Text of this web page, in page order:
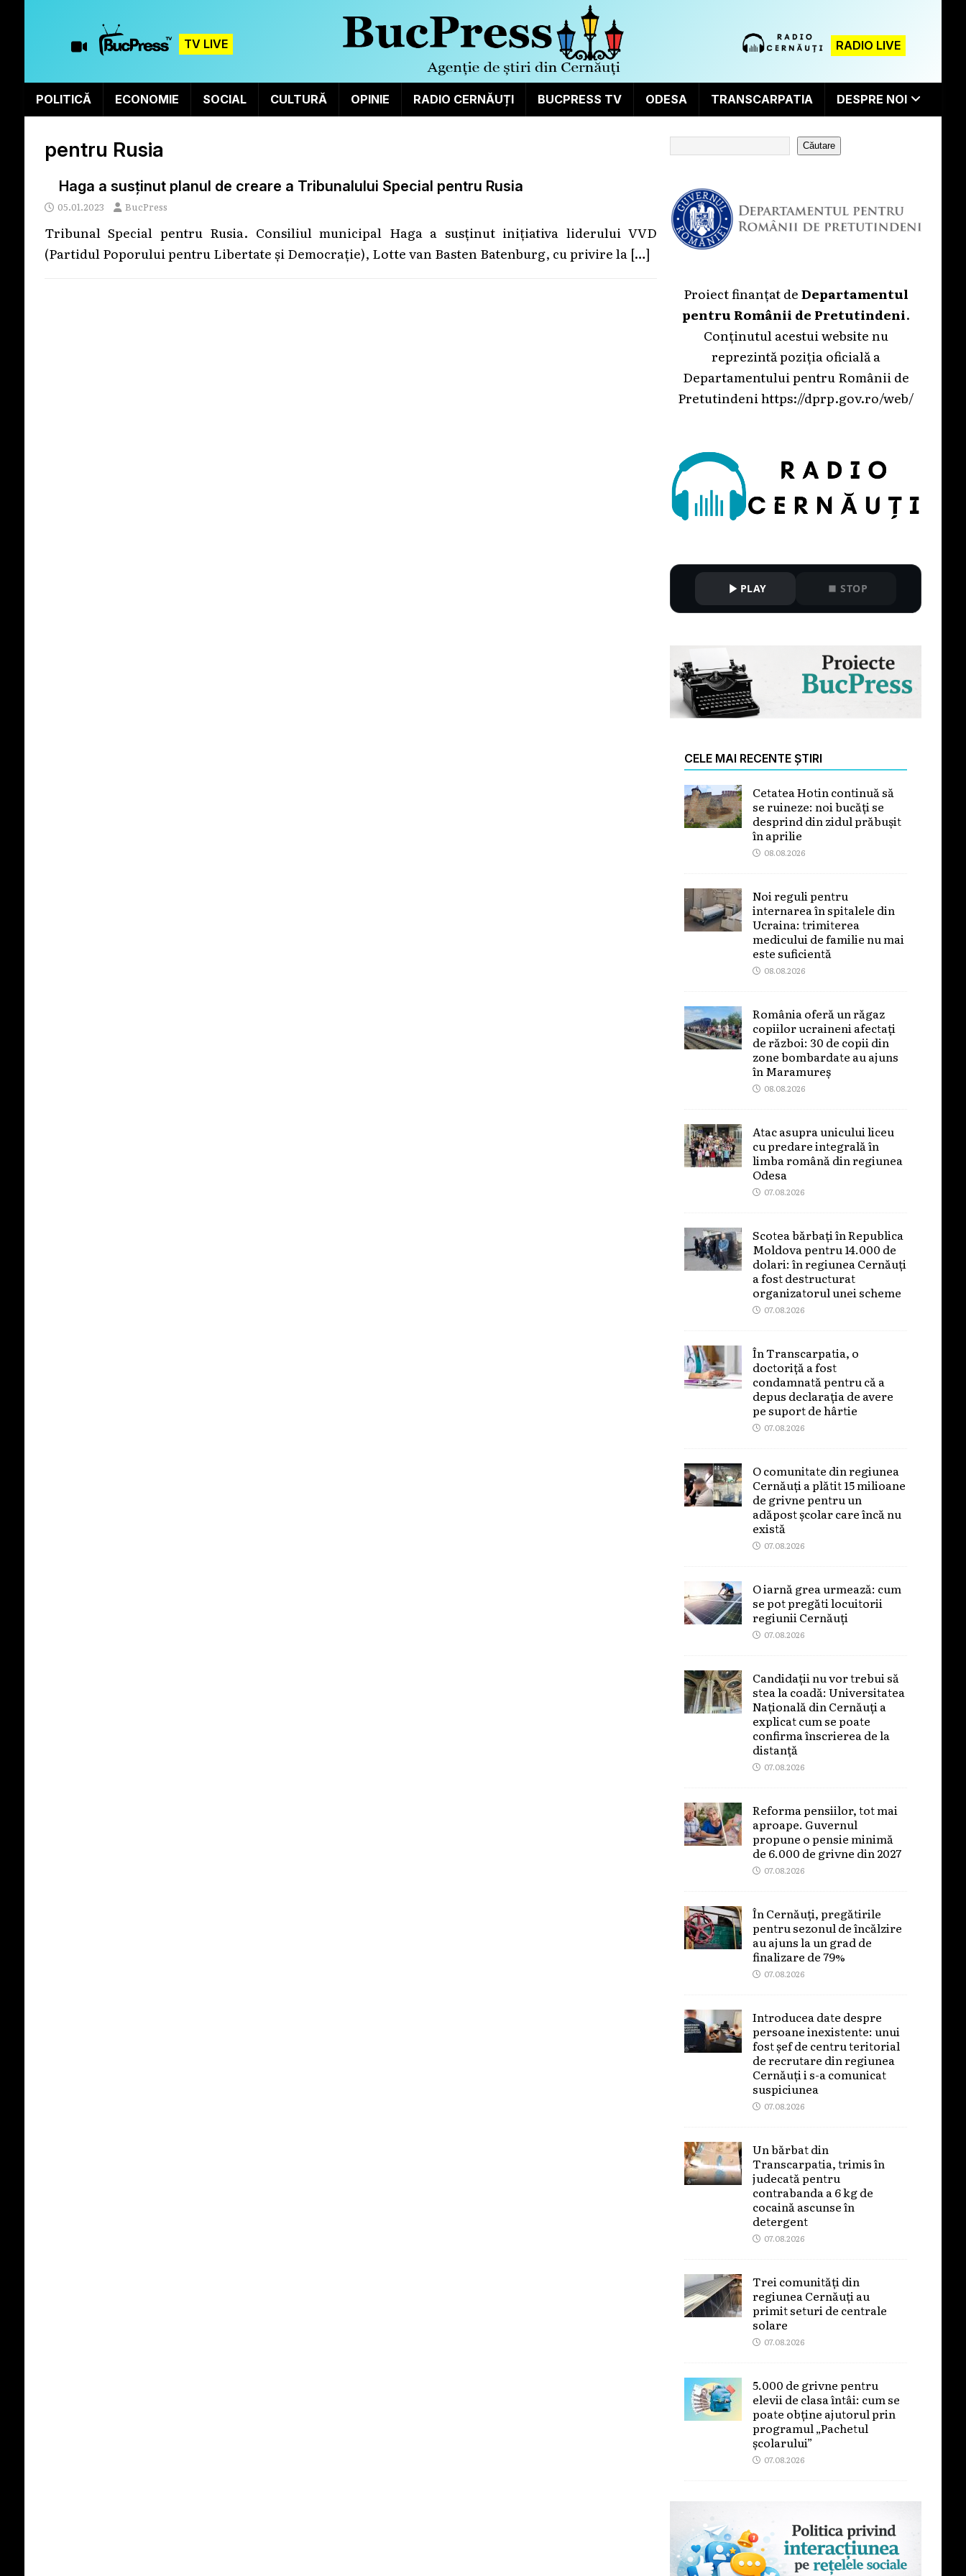
TV LIVE RADIO LIVE
POLITICĂ ECONOMIE SOCIAL CULTURĂ OPINIE RADIO CERNĂUȚI BUCPRESS TV ODESA TRANSCARPATIA DESPRE NOI
pentru Rusia
Haga a susținut planul de creare a Tribunalului Special pentru Rusia
05.01.2023 BucPress
Tribunal Special pentru Rusia. Consiliul municipal Haga a susținut inițiativa liderului VVD
(Partidul Poporului pentru Libertate și Democrație), Lotte van Basten Batenburg, cu privire la […]
Căutare
Proiect finanțat deDepartamentul
pentru Românii de Pretutindeni.
Conținutul acestui website nu
reprezintă poziția oficială a
Departamentului pentru Românii de
Pretutindenihttps://dprp.gov.ro/web/
PLAY STOP
CELE MAI RECENTE ȘTIRI
Cetatea Hotin continuă să
se ruineze: noi bucăți se
desprind din zidul prăbușit
în aprilie
08.08.2026
Noi reguli pentru
internarea în spitalele din
Ucraina: trimiterea
medicului de familie nu mai
este suficientă
08.08.2026
România oferă un răgaz
copiilor ucraineni afectați
de război: 30 de copii din
zone bombardate au ajuns
în Maramureș
08.08.2026
Atac asupra unicului liceu
cu predare integrală în
limba română din regiunea
Odesa
07.08.2026
Scotea bărbați în Republica
Moldova pentru 14.000 de
dolari: în regiunea Cernăuți
a fost destructurat
organizatorul unei scheme
07.08.2026
În Transcarpatia, o
doctoriță a fost
condamnată pentru că a
depus declarația de avere
pe suport de hârtie
07.08.2026
O comunitate din regiunea
Cernăuți a plătit 15 milioane
de grivne pentru un
adăpost școlar care încă nu
există
07.08.2026
O iarnă grea urmează: cum
se pot pregăti locuitorii
regiunii Cernăuți
07.08.2026
Candidații nu vor trebui să
stea la coadă: Universitatea
Națională din Cernăuți a
explicat cum se poate
confirma înscrierea de la
distanță
07.08.2026
Reforma pensiilor, tot mai
aproape. Guvernul
propune o pensie minimă
de 6.000 de grivne din 2027
07.08.2026
În Cernăuți, pregătirile
pentru sezonul de încălzire
au ajuns la un grad de
finalizare de 79%
07.08.2026
Introducea date despre
persoane inexistente: unui
fost șef de centru teritorial
de recrutare din regiunea
Cernăuți i s-a comunicat
suspiciunea
07.08.2026
Un bărbat din
Transcarpatia, trimis în
judecată pentru
contrabanda a 6 kg de
cocaină ascunse în
detergent
07.08.2026
Trei comunități din
regiunea Cernăuți au
primit seturi de centrale
solare
07.08.2026
5.000 de grivne pentru
elevii de clasa întâi: cum se
poate obține ajutorul prin
programul „Pachetul
școlarului”
07.08.2026